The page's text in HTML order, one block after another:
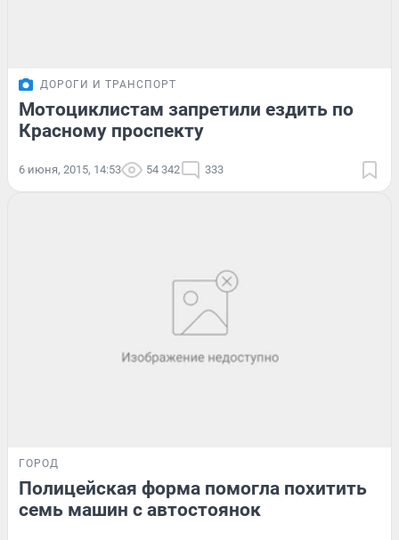
ДОРОГИ И ТРАНСПОРТ
Мотоциклистам запретили ездить по
Красному проспекту
6 июня, 2015, 14:53 54 342 333
ГОРОД
Полицейская форма помогла похитить
семь машин с автостоянок